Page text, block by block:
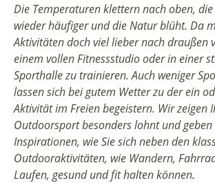
Die Temperaturen klettern nach oben,
wieder häufiger und die Natur blüht. Da
Aktivitäten doch viel lieber nach draußen
einem vollen Fitnessstudio oder in einer
Sporthalle zu trainieren. Auch weniger
lassen sich bei gutem Wetter zu der ein
Aktivität im Freien begeistern. Wir zeigen
Outdoorsport besonders lohnt und geben
Inspirationen, wie Sie sich neben den
Outdooraktivitäten, wie Wandern,
Laufen, gesund und fit halten können.